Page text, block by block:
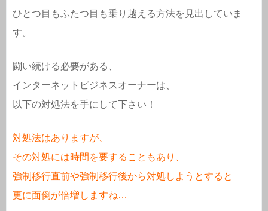
ひとつ目もふたつ目も乗り越える方法を見出していま
す。
闘い続ける必要がある、
インターネットビジネスオーナーは、
以下の対処法を手にして下さい！
対処法はありますが、
その対処には時間を要することもあり、
強制移行直前や強制移行後から対処しようとすると
更に面倒が倍増しますね…